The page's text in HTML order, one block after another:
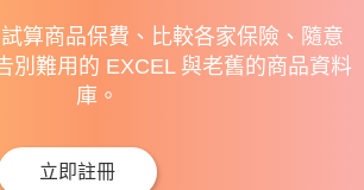
算商品保費、比較各家保險、隨意
別難用的 EXCEL 與老舊的商品資料
庫。
立即註冊